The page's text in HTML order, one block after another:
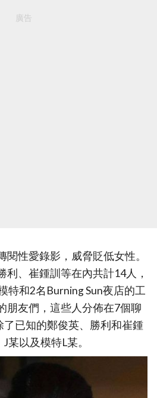
廣告
性愛錄影，威脅貶低女性。
利、崔鍾訓等在內共計14人，
特和2名Burning Sun夜店的工
朋友們，這些人分佈在7個聊
了已知的鄭俊英、勝利和崔鍾
某以及模特L某。